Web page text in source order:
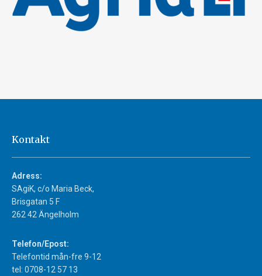
Kontakt
Adress:
SAgiK, c/o Maria Beck,
Brisgatan 5 F
262 42 Ängelholm
Telefon/Epost:
Telefontid mån-fre 9-12
tel: 0708-12 57 13